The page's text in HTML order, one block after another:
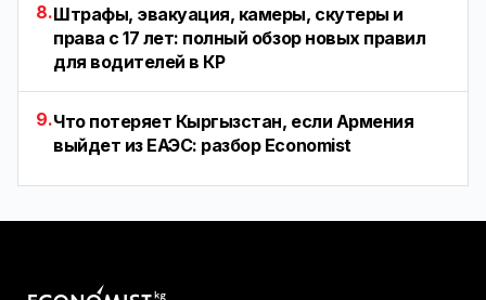
8.Штрафы, эвакуация, камеры, скутеры и
права с 17 лет: полный обзор новых правил
для водителей в КР
9.Что потеряет Кыргызстан, если Армения
выйдет из ЕАЭС: разбор Economist